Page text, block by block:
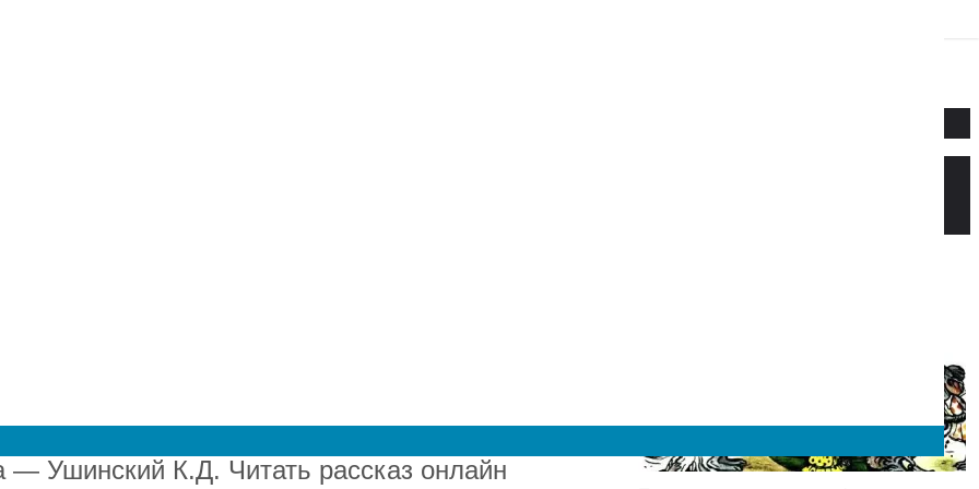
— Ушинский К.Д. Читать рассказ онлайн